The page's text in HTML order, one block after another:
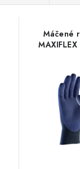
Máčené